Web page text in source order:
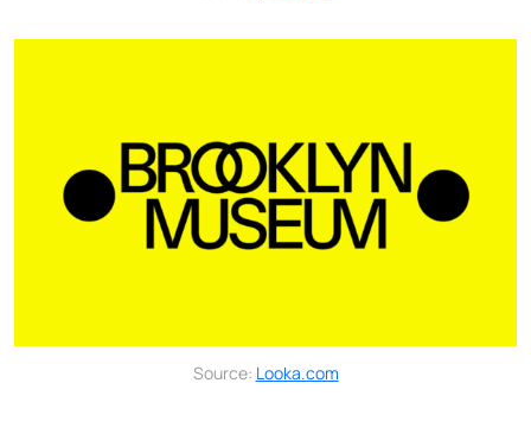
Source: Looka.com